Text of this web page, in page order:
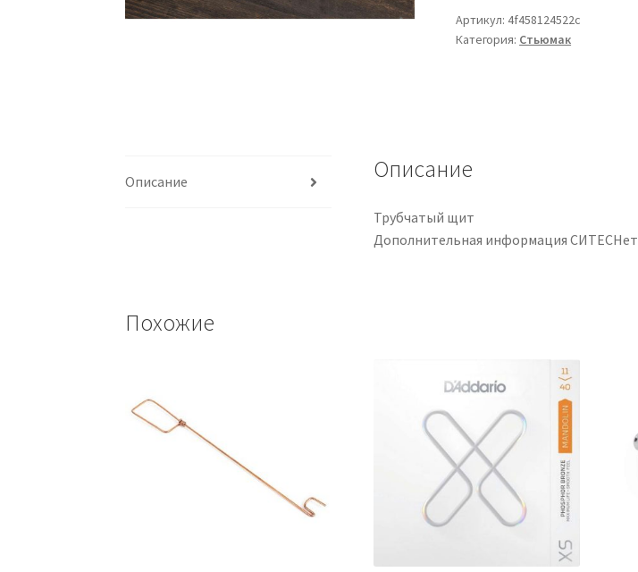
Reparaciones
StewMac
Артикул:4f458124522c
Категория: Стьюмак
Описание Описание
Трубчатый щит
Дополнительная информация СИТЕСНет
Похожие